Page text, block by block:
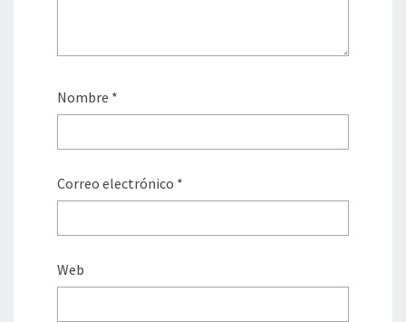
Nombre *
Correo electrónico *
Web